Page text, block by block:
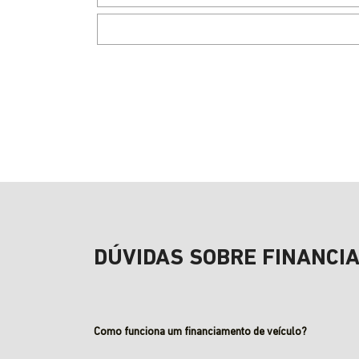
DÚVIDAS SOBRE
Como funciona um financiamento de veículo?